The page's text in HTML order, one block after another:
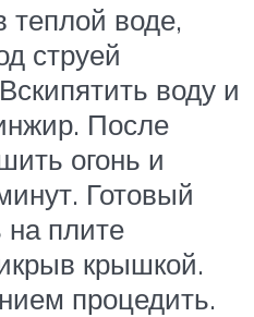
теплой воде,
струей
воду и
После
огонь и
Готовый
на плите
крышкой.
процедить.